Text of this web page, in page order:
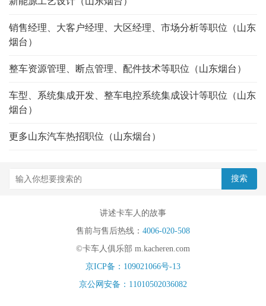
销售经理、大客户经理、大区经理、市场分析等职位（山东
烟台）
整车资源管理、断点管理、配件技术等职位（山东烟台）
车型、系统集成开发、整车电控系统集成设计等职位（山东
烟台）
更多山东汽车热招职位（山东烟台）
讲述卡车人的故事
售前与售后热线： 4006-020-508
©卡车人俱乐部 m.kacheren.com
京ICP备：109021066号-13
京公网安备：11010502036082